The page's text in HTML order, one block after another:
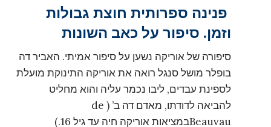
פנינה ספרותית חוצת גבולות
וזמן. סיפור על כאב השונות
סיפורה של אוריקה נשען על סיפור אמיתי. האביר דה
בופלר מושל סנגל רואה את אוריקה התינוקת מועלת
לספינת עבדים, ליבו נכמר עליה והוא מחליט
להביאה לדודתו, מאדם דה ב’ ( de
Beauvauבמציאות אוריקה חיה עד גיל 16.)